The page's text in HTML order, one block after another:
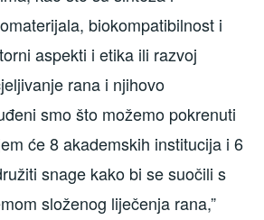
biokompatibilnost i
aspekti i etika ili razvoj
rana i njihovo
smo što možemo pokrenuti
će 8 akademskih institucija i 6
snage kako bi se suočili s
složenog liječenja rana,”